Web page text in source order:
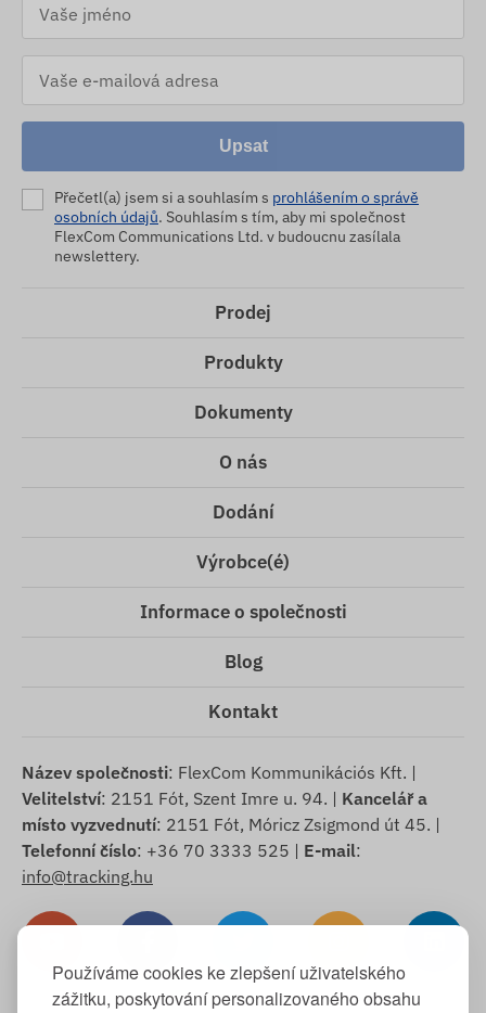
Používáme cookies ke zlepšení uživatelského
zážitku, poskytování personalizovaného obsahu
Upsat
Přečetl(a) jsem si a souhlasím s prohlášením o správě
osobních údajů. Souhlasím s tím, aby mi společnost
FlexCom Communications Ltd. v budoucnu zasílala
newslettery.
Prodej
Produkty
Dokumenty
O nás
Dodání
Výrobce(é)
Informace o společnosti
Blog
Kontakt
Název společnosti: FlexCom Kommunikációs Kft. |
Velitelství: 2151 Fót, Szent Imre u. 94. | Kancelář a
místo vyzvednutí: 2151 Fót, Móricz Zsigmond út 45. |
Telefonní číslo: +36 70 3333 525 | E-mail:
info@tracking.hu